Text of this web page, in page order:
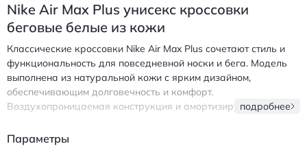
Nike Air Max Plus унисекс кроссовки
беговые белые из кожи
Классические кроссовки Nike Air Max Plus сочетают стиль и
функциональность для повседневной носки и бега. Модель
выполнена из натуральной кожи с ярким дизайном,
обеспечивающим долговечность и комфорт.
Воздухопроницаемая конструкция и амортизирующая
движении. Белый цвет легко сочетается с различными
подробнее
Параметры